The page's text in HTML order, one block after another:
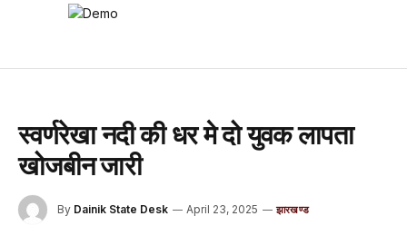
स्वर्णरेखा नदी की धर मे दो युवक लापता
खोजबीन जारी
By Dainik State Desk April 23, 2025 झारखण्ड